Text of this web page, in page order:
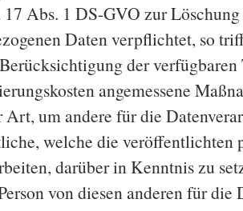
Abs. 1 DS-GVO zur
Daten verpflichtet, so
der
angemessene
Art, um andere für die
welche die veröffentlichten
darüber in Kenntnis zu
von diesen anderen für die